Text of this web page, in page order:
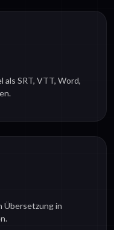
SRT, VTT, Word,
Übersetzung in